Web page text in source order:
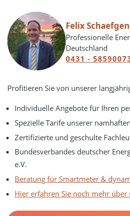
Felix Schaefgen
Professionelle
Deutschland
0431 -
Profitieren Sie von unserer
Individuelle Angebote für Ihren
Spezielle Tarife unserer
Zertifizierte und geschulte
Bundesverbandes deutscher
e.V.
Beratung für Smartmeter &
Hier erfahren Sie noch mehr über